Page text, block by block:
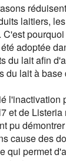
laitiers,
adoptée
du lait afin
du lait à
l'inactivation
et de
pu
cause des
qui permet